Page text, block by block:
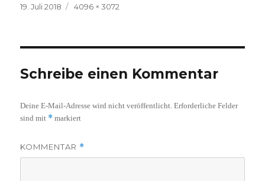
Veröffentlicht
19. Juli 2018
Volle
4096 × 3072
Schreibe einen Kommentar
Deine E-Mail-Adresse wird nicht veröffentlicht. Erforderliche Felder
sind mit * markiert
KOMMENTAR *